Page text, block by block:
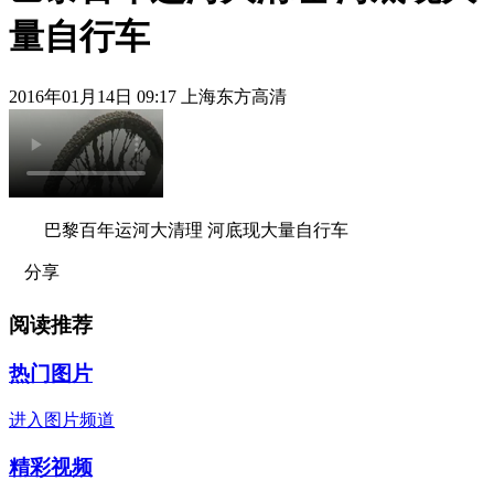
量自行车
2016年01月14日 09:17 上海东方高清
巴黎百年运河大清理 河底现大量自行车
分享
阅读推荐
热门图片
进入图片频道
精彩视频